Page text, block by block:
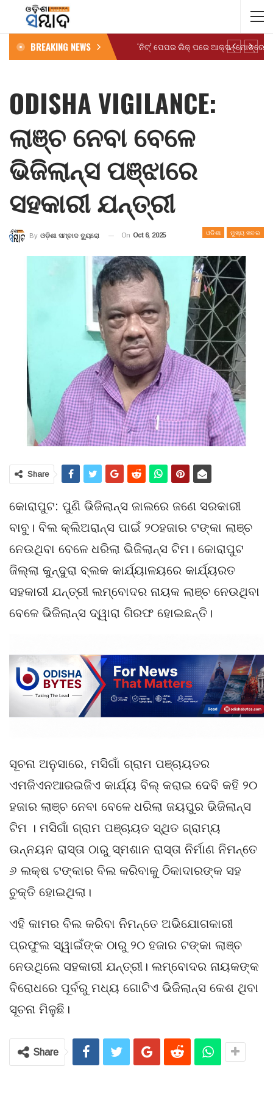
BREAKING NEWS
ODISHA VIGILANCE:
ଲାଞ୍ଚ ନେବା ବେଳେ
ଭିଜିଲାନ୍ସ ପଞ୍ଝାରେ
ସହକାରୀ ଯନ୍ତ୍ରୀ
ଓଡିଶା ମୁଖ୍ୟ ଖବର
By ଓଡ଼ିଶା ସମ୍ବାଦ ବ୍ୟୁରୋ On Oct 6, 2025
Share
କୋରାପୁଟ: ପୁଣି ଭିଜିଲାନ୍ସ ଜାଲରେ ଜଣେ ସରକାରୀ
ବାବୁ। ବିଲ କ୍ଲିଅରାନ୍ସ ପାଇଁ ୨୦ହଜାର ଟଙ୍କା ଲାଞ୍ଚ
ନେଉଥିବା ବେଳେ ଧରିଲା ଭିଜିଲାନ୍ସ ଟିମ। କୋରାପୁଟ
ଜିଲ୍ଲା କୁନ୍ଦୁରା ବ୍ଲକ କାର୍ଯ୍ୟାଳୟରେ କାର୍ଯ୍ୟରତ
ସହକାରୀ ଯନ୍ତ୍ରୀ ଲମ୍ବୋଦର ନାୟକ ଲାଞ୍ଚ ନେଉଥିବା
ବେଳେ ଭିଜିଲାନ୍ସ ଦ୍ୱାରା ଗିରଫ ହୋଇଛନ୍ତି।
ସୂଚନା ଅନୁସାରେ, ମସିଗାଁ ଗ୍ରାମ ପଞ୍ଚାୟତର
ଏମଜିଏନଆରଇଜିଏ କାର୍ଯ୍ୟ ବିଲ୍ କରାଇ ଦେବି କହି ୨୦
ହଜାର ଲାଞ୍ଚ ନେବା ବେଳେ ଧରିଲା ଜୟପୁର ଭିଜିଲାନ୍ସ
ଟିମ । ମସିଗାଁ ଗ୍ରାମ ପଞ୍ଚାୟତ ସ୍ଥିତ ଗ୍ରାମ୍ୟ
ଉନ୍ନୟନ ରାସ୍ତା ଠାରୁ ସ୍ମଶାନ ରାସ୍ତା ନିର୍ମାଣ ନିମନ୍ତେ
୬ ଲକ୍ଷ ଟଙ୍କାର ବିଲ କରିବାକୁ ଠିକାଦାରଙ୍କ ସହ
ଚୁକ୍ତି ହୋଇଥିଲା।
ଏହି କାମର ବିଲ କରିବା ନିମନ୍ତେ ଅଭିଯୋଗକାରୀ
ପ୍ରଫୁଲ ସ୍ୱାଇଁଙ୍କ ଠାରୁ ୨୦ ହଜାର ଟଙ୍କା ଲାଞ୍ଚ
ନେଉଥିଲେ ସହକାରୀ ଯନ୍ତ୍ରୀ। ଲମ୍ବୋଦର ନାୟକଙ୍କ
ବିରୋଧରେ ପୂର୍ବରୁ ମଧ୍ୟ ଗୋଟିଏ ଭିଜିଲାନ୍ସ କେଶ ଥିବା
ସୂଚନା ମିଳୁଛି।
Share